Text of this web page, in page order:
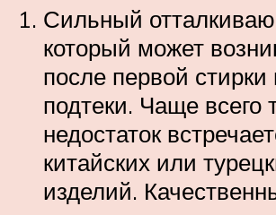
Сильный
который может
после первой
подтеки. Чаще всего
недостаток
китайских или
изделий.